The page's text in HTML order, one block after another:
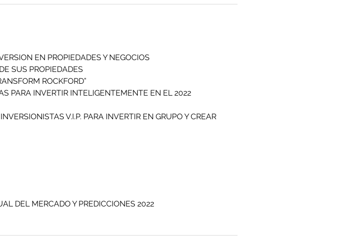
EN PROPIEDADES Y NEGOCIOS
SUS PROPIEDADES
ROCKFORD”
PARA INVERTIR INTELIGENTEMENTE EN EL 2022
V.I.P. PARA INVERTIR EN GRUPO Y CREAR
DEL MERCADO Y PREDICCIONES 2022